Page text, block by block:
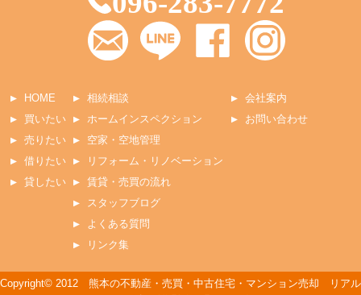
HOME
買いたい
売りたい
借りたい
貸したい
相続相談
ホームインスペクション
空家・空地管理
リフォーム・リノベーション
賃貸・売買の流れ
スタッフブログ
よくある質問
リンク集
会社案内
お問い合わせ
Copyright© 2012 熊本の不動産・売買・中古住宅・マンション売却 リアル